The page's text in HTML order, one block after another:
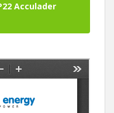
Acculader